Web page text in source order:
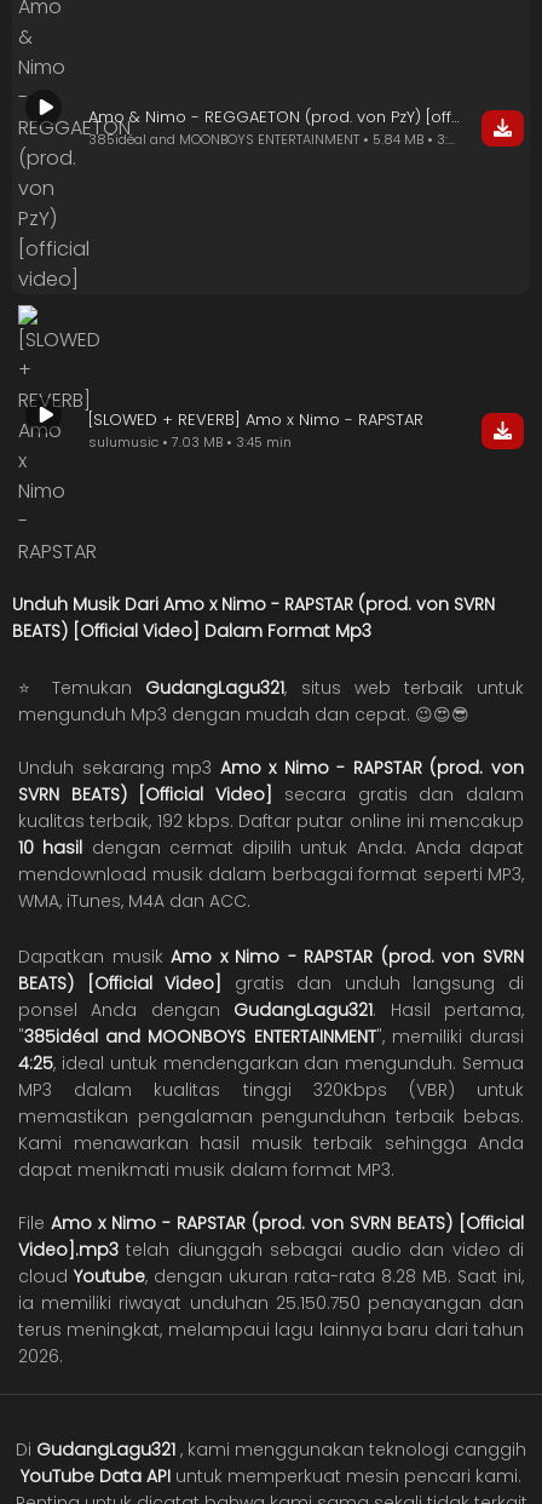
Amo & Nimo - REGGAETON (prod. von PzY) [official video]
385idéal and MOONBOYS ENTERTAINMENT • 5.84 MB • 3:07 min
[SLOWED + REVERB] Amo x Nimo - RAPSTAR
sulumusic • 7.03 MB • 3:45 min
Unduh Musik Dari Amo x Nimo - RAPSTAR (prod. von SVRN
BEATS) [Official Video] Dalam Format Mp3
⭐ Temukan GudangLagu321, situs web terbaik untuk
mengunduh Mp3 dengan mudah dan cepat. 😉😍😎
Unduh sekarang mp3 Amo x Nimo - RAPSTAR (prod. von
SVRN BEATS) [Official Video]
secara gratis dan dalam
kualitas terbaik, 192 kbps. Daftar putar online ini mencakup
10 hasil dengan cermat dipilih untuk Anda. Anda dapat
mendownload musik dalam berbagai format seperti MP3,
WMA, iTunes, M4A dan ACC.
Dapatkan musikAmo x Nimo - RAPSTAR (prod. von SVRN
BEATS) [Official Video]
gratis dan unduh langsung di
ponsel Anda dengan GudangLagu321. Hasil pertama,
"385idéal and MOONBOYS ENTERTAINMENT", memiliki durasi
4:25, ideal untuk mendengarkan dan mengunduh. Semua
MP3 dalam kualitas tinggi 320Kbps (VBR) untuk
memastikan pengalaman pengunduhan terbaik bebas.
Kami menawarkan hasil musik terbaik sehingga Anda
dapat menikmati musik dalam format MP3.
File Amo x Nimo - RAPSTAR (prod. von SVRN BEATS) [Official
Video].mp3 telah diunggah sebagai audio dan video di
cloud Youtube, dengan ukuran rata-rata 8.28 MB. Saat ini,
ia memiliki riwayat unduhan 25.150.750 penayangan dan
terus meningkat, melampaui lagu lainnya baru dari tahun
2026.
Di GudangLagu321 , kami menggunakan teknologi canggih
YouTube Data API untuk memperkuat mesin pencari kami.